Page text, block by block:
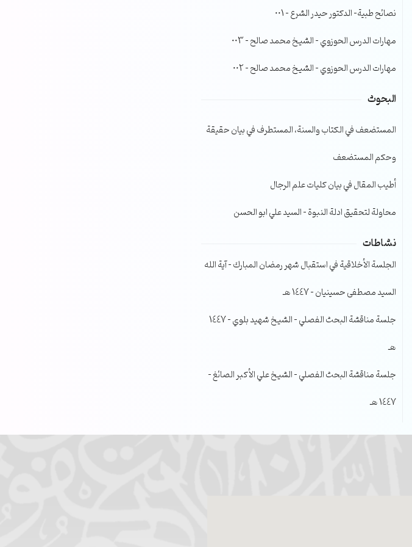
الصوت.نصائح طبية- الدكتور حيدر الشرع – 001
مهارات الدرس الحوزوي – الشيخ محمد صالح – 003
مهارات الدرس الحوزوي – الشيخ محمد صالح – 002
البحوث
المستضعف في الكتاب والسنة، المستطرف في بيان حقيقة
وحكم المستضعف
أطيب المقال في بيان كليات علم الرجال
محاولة لتحقيق ادلة النبوة – السيد علي ابو الحسن
نشاطات
الجلسة الأخلاقية في استقبال شهر رمضان المبارك – آية الله
السيد مصطفى حسينيان – 1447 هـ
جلسة مناقشة البحث الفصلي – الشيخ شهيد بلوي – 1447
هـ
جلسة مناقشة البحث الفصلي – الشيخ علي الأكبر الصائغ –
1447 هـ